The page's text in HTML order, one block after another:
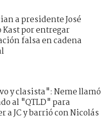
a presidente José
por entregar
falsa en cadena
y clasista": Neme llamó
al "QTLD" para
a JC y barrió con Nicolás